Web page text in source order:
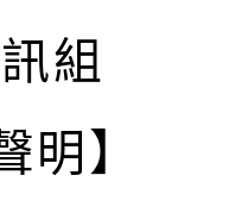
組
明】